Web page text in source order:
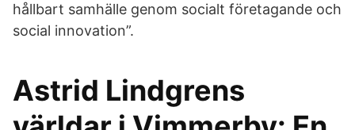
hållbart samhälle genom socialt företagande och
social innovation”.
Astrid Lindgrens